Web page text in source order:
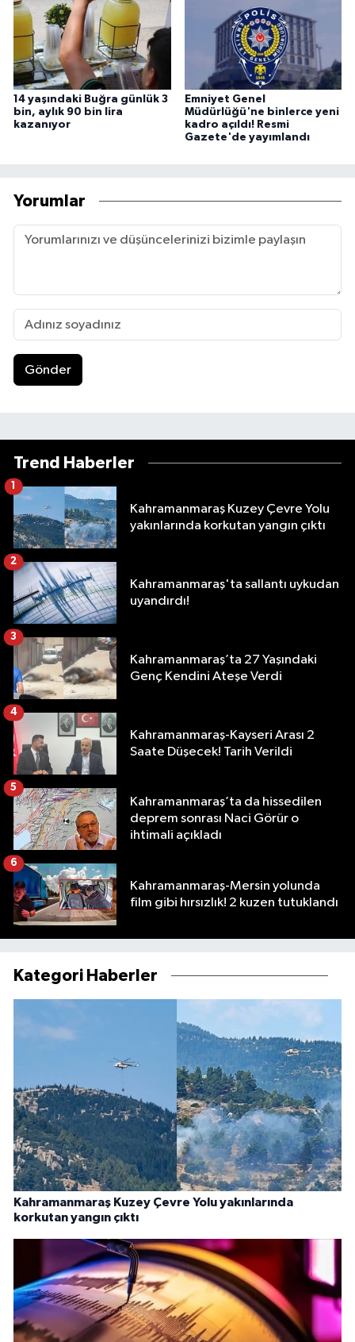
14 yaşındaki Buğra günlük 3
bin, aylık 90 bin lira
kazanıyor
Emniyet Genel
Müdürlüğü'ne binlerce yeni
kadro açıldı! Resmi
Gazete'de yayımlandı
Yorumlar
Gönder
Trend Haberler
Kahramanmaraş Kuzey Çevre Yolu
yakınlarında korkutan yangın çıktı
1
Kahramanmaraş'ta sallantı uykudan
uyandırdı!
2
Kahramanmaraş’ta 27 Yaşındaki
Genç Kendini Ateşe Verdi
3
Kahramanmaraş-Kayseri Arası 2
Saate Düşecek! Tarih Verildi
4
Kahramanmaraş’ta da hissedilen
deprem sonrası Naci Görür o
ihtimali açıkladı
5
Kahramanmaraş-Mersin yolunda
film gibi hırsızlık! 2 kuzen tutuklandı
6
Kategori Haberler
Kahramanmaraş Kuzey Çevre Yolu yakınlarında
korkutan yangın çıktı